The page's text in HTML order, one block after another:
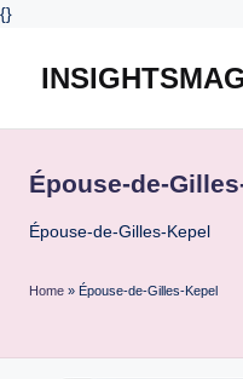
{}
Épouse-de-
Épouse-de-Gilles-Kepel
Home » Épouse-de-Gilles-Kepel